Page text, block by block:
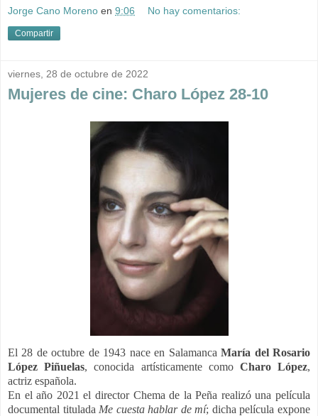
Jorge Cano Moreno en 9:06 No hay comentarios:
Compartir
viernes, 28 de octubre de 2022
Mujeres de cine: Charo López 28-10
El 28 de octubre de 1943 nace en SalamancaMaría del Rosario
López Piñuelas, conocida artísticamente como Charo López,
actriz española.
En el año 2021 el director Chema de la Peña realizó una película
documental titulada Me cuesta hablar de mí; dicha película expone